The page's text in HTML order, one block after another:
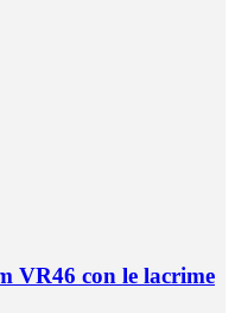
VR46 con le lacrime